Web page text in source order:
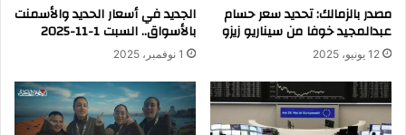
مصدر بالزمالك: تحديد سعر حسام
عبدالمجيد خوفا من سيناريو زيزو
12 يونيو، 2025
الجديد في أسعار الحديد والأسمنت
بالأسواق.. السبت 1-11-2025
1 نوفمبر، 2025